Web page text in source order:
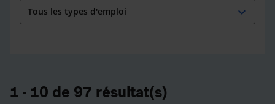
expand_more
1 - 10 de 97 résultat(s)